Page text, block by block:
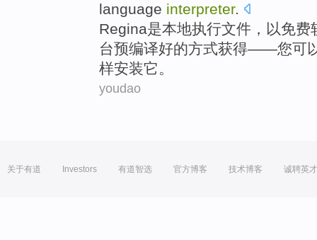
language interpreter.
Regina是本地执行文件 ， 以免费
台预编译好的方式获得——您可
样安装它。
youdao
关于有道 Investors 有道智选 官方博客 技术博客 诚聘英才